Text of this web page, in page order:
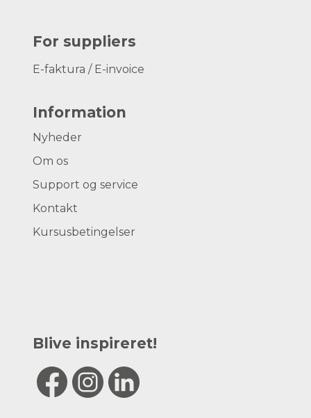
For suppliers
E-faktura / E-invoice
Information
Nyheder
Om os
Support og service
Kontakt
Kursusbetingelser
Blive inspireret!